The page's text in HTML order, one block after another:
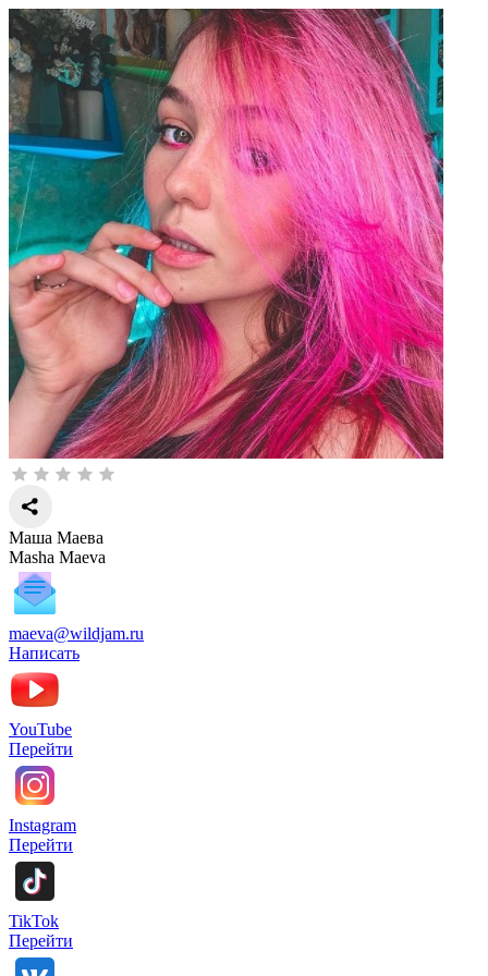
Маша Маева
Masha Maeva
maeva@wildjam.ru
Написать
YouTube
Перейти
Instagram
Перейти
TikTok
Перейти